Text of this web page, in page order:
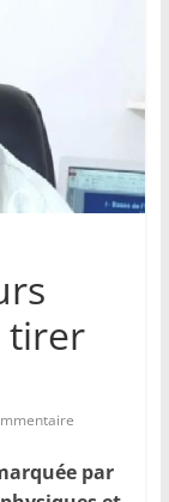
tirer
par